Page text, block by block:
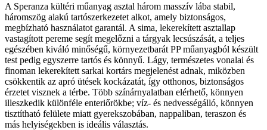
A Speranza kültéri műanyag asztal három masszív lába stabil,
háromszög alakú tartószerkezetet alkot, amely biztonságos,
megbízható használatot garantál. A sima, lekerekített asztallap
vastagított pereme segít megelőzni a tárgyak lecsúszását, a teljes
egészében kiváló minőségű, környezetbarát PP műanyagból készült
test pedig egyszerre tartós és könnyű. Lágy, természetes vonalai és
finoman lekerekített sarkai kortárs megjelenést adnak, miközben
csökkentik az apró ütések kockázatát, így otthonos, biztonságos
érzetet visznek a térbe. Több színárnyalatban elérhető, könnyen
illeszkedik különféle enteriőrökbe; víz- és nedvességálló, könnyen
tisztítható felülete miatt gyerekszobában, nappaliban, teraszon és
más helyiségekben is ideális választás.